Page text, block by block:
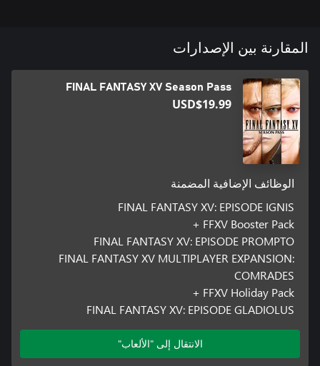
المقارنة بين الإصدارات
FINAL FANTASY XV Season Pass
USD$19.99
الوظائف الإضافية المضمنة
FINAL FANTASY XV: EPISODE IGNIS
FFXV Booster Pack +
FINAL FANTASY XV: EPISODE PROMPTO
FINAL FANTASY XV MULTIPLAYER EXPANSION:
COMRADES
FFXV Holiday Pack +
FINAL FANTASY XV: EPISODE GLADIOLUS
الانتقال إلى "الألعاب"